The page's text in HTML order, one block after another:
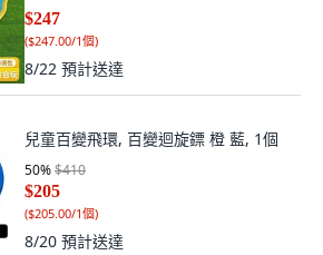
$247
($247.00/1個)
8/22 預計送達
兒童百變飛環, 百變迴旋鏢 橙 藍, 1個
50%$410
$205
($205.00/1個)
8/20 預計送達